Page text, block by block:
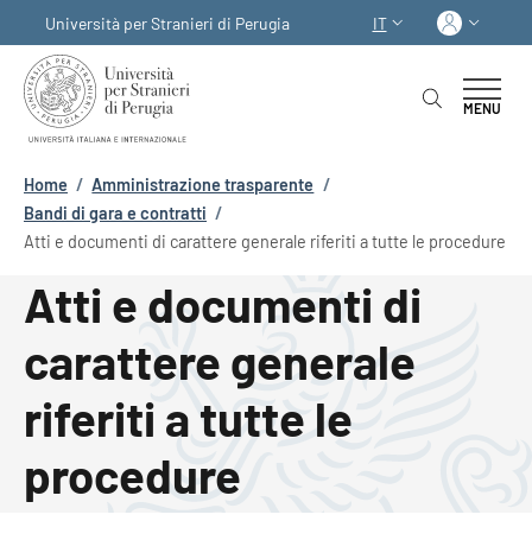
Università per Stranieri di Perugia
SELETTORE LINGUA:
IT
MENU
Briciole di pane
Home / Amministrazione trasparente /
Bandi di gara e contratti /
Atti e documenti di carattere generale riferiti a tutte le procedure
Atti e documenti di
carattere generale
riferiti a tutte le
procedure